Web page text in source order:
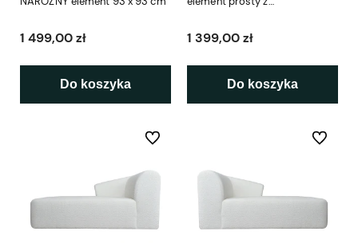
1 499,00 zł
Do koszyka
1 399,00 zł
Do koszyka
Do ulubionych Do